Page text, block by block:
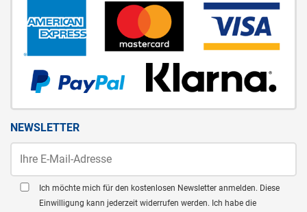
NEWSLETTER
Ich möchte mich für den kostenlosen Newsletter anmelden. Diese
Einwilligung kann jederzeit widerrufen werden. Ich habe die